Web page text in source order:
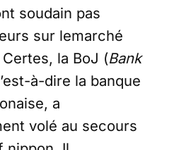
soudain pas
sur lemarché
la BoJ (Bank
à-dire la banque
a
volé au secours